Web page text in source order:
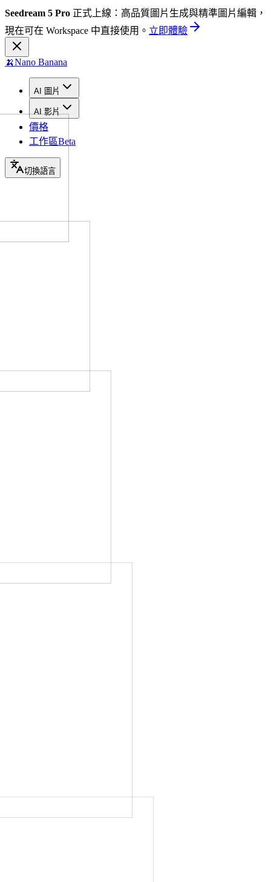
Seedream 5 Pro 正式上線：高品質圖片生成與精準圖片編輯，
現在可在 Workspace 中直接使用。 立即體驗
🍌Nano Banana
AI 圖片
AI 影片
價格
工作區Beta
切換語言